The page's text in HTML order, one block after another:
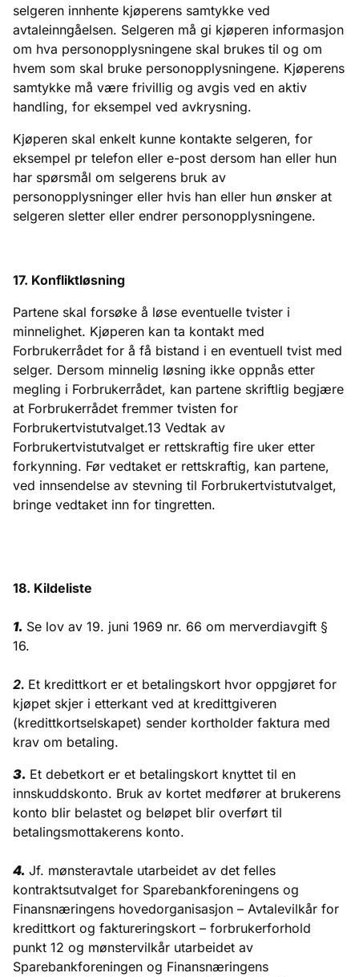
selgeren innhente kjøperens samtykke ved
avtaleinngåelsen. Selgeren må gi kjøperen informasjon
om hva personopplysningene skal brukes til og om
hvem som skal bruke personopplysningene. Kjøperens
samtykke må være frivillig og avgis ved en aktiv
handling, for eksempel ved avkrysning.
Kjøperen skal enkelt kunne kontakte selgeren, for
eksempel pr telefon eller e-post dersom han eller hun
har spørsmål om selgerens bruk av
personopplysninger eller hvis han eller hun ønsker at
selgeren sletter eller endrer personopplysningene.
17. Konfliktløsning
Partene skal forsøke å løse eventuelle tvister i
minnelighet. Kjøperen kan ta kontakt med
Forbrukerrådet for å få bistand i en eventuell tvist med
selger. Dersom minnelig løsning ikke oppnås etter
megling i Forbrukerrådet, kan partene skriftlig begjære
at Forbrukerrådet fremmer tvisten for
Forbrukertvistutvalget.13 Vedtak av
Forbrukertvistutvalget er rettskraftig fire uker etter
forkynning. Før vedtaket er rettskraftig, kan partene,
ved innsendelse av stevning til Forbrukertvistutvalget,
bringe vedtaket inn for tingretten.
18. Kildeliste
1. Se lov av 19. juni 1969 nr. 66 om merverdiavgift §
16.
2. Et kredittkort er et betalingskort hvor oppgjøret for
kjøpet skjer i etterkant ved at kredittgiveren
(kredittkortselskapet) sender kortholder faktura med
krav om betaling.
3. Et debetkort er et betalingskort knyttet til en
innskuddskonto. Bruk av kortet medfører at brukerens
konto blir belastet og beløpet blir overført til
betalingsmottakerens konto.
4. Jf. mønsteravtale utarbeidet av det felles
kontraktsutvalget for Sparebankforeningens og
Finansnæringens hovedorganisasjon – Avtalevilkår for
kredittkort og faktureringskort – forbrukerforhold
punkt 12 og mønstervilkår utarbeidet av
Sparebankforeningen og Finansnæringens